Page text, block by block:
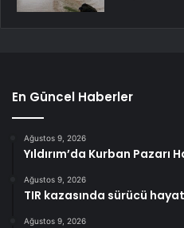
En Güncel Haberler
Ağustos 9, 2026
Yıldırım’da Kurban Pazarı
Ağustos 9, 2026
TIR kazasında sürücü
Ağustos 9, 2026